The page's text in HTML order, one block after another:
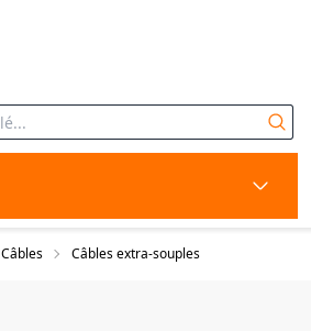
Câbles Câbles extra-souples